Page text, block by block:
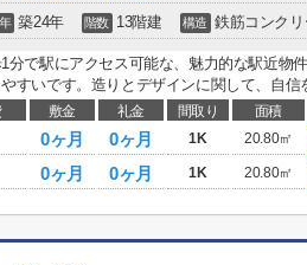
築24年 階数 13階建 構造 鉄筋コンクリ
分で駅にアクセス可能な、魅力的な駅近物
すいです。造りとデザインに関して、自
敷金 礼金 間取り 面積
0ヶ月 0ヶ月 1K 20.80㎡
0ヶ月 0ヶ月 1K 20.80㎡